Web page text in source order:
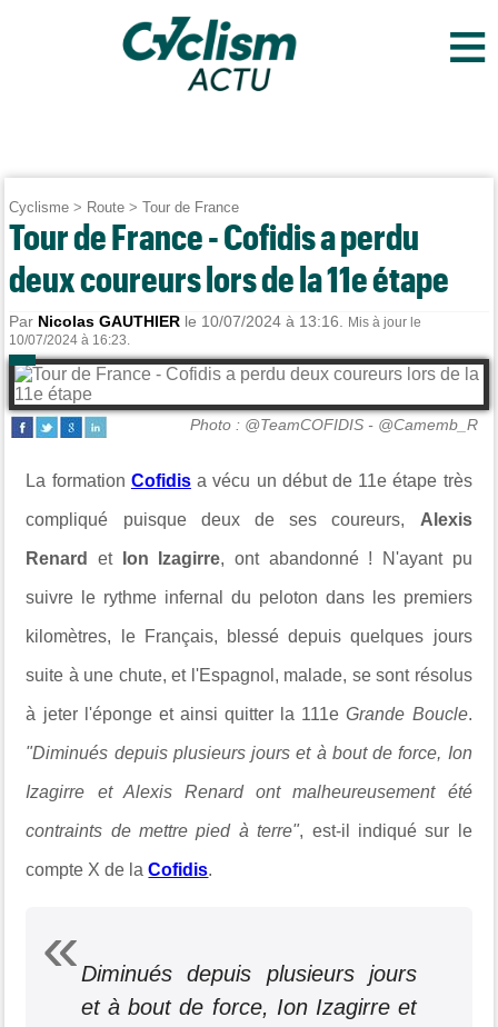
≡
Cyclisme > Route >Tour de France
Tour de France - Cofidis a perdu
deux coureurs lors de la 11e étape
Par Nicolas GAUTHIER le 10/07/2024 à 13:16.
Mis à jour le
10/07/2024 à 16:23.
Photo : @TeamCOFIDIS - @Camemb_R
La formation Cofidisa vécu un début de 11e étape très
compliqué puisque deux de ses coureurs, Alexis
Renard et Ion Izagirre, ont abandonné ! N'ayant pu
suivre le rythme infernal du peloton dans les premiers
kilomètres, le Français, blessé depuis quelques jours
suite à une chute, et l'Espagnol, malade, se sont résolus
à jeter l'éponge et ainsi quitter la 111eGrande Boucle.
"Diminués depuis plusieurs jours et à bout de force, Ion
Izagirre et Alexis Renard ont malheureusement été
contraints de mettre pied à terre", est-il indiqué sur le
compte X de laCofidis.
Diminués depuis plusieurs jours
et à bout de force, Ion Izagirre et